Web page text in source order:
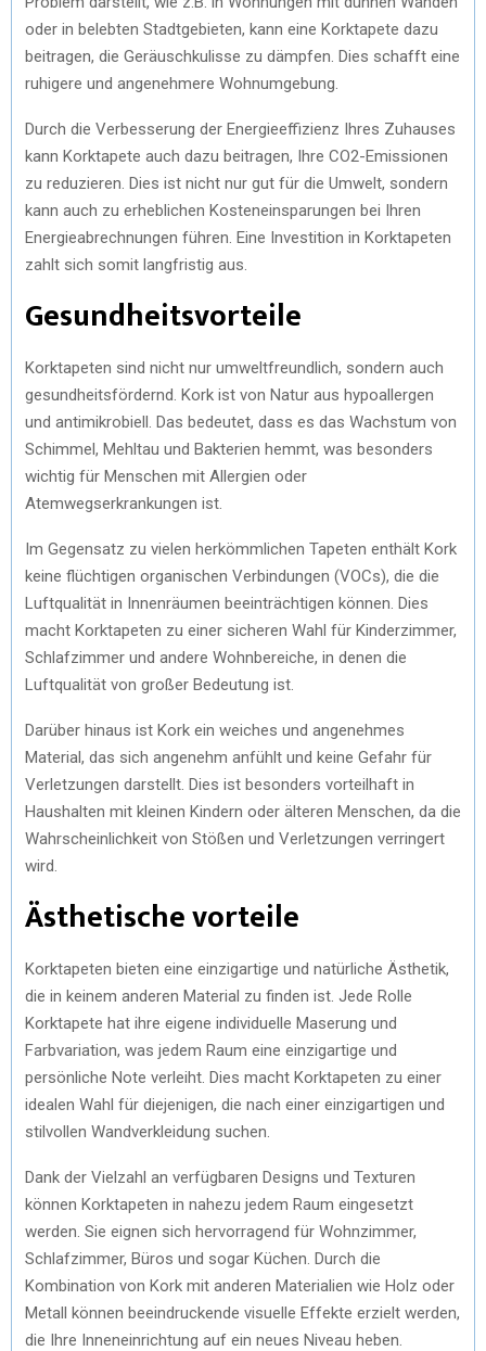
oder in belebten Stadtgebieten, kann eine Korktapete dazu
beitragen, die Geräuschkulisse zu dämpfen. Dies schafft eine
ruhigere und angenehmere Wohnumgebung.
Durch die Verbesserung der Energieeffizienz Ihres Zuhauses
kann Korktapete auch dazu beitragen, Ihre CO2-Emissionen
zu reduzieren. Dies ist nicht nur gut für die Umwelt, sondern
kann auch zu erheblichen Kosteneinsparungen bei Ihren
Energieabrechnungen führen. Eine Investition in Korktapeten
zahlt sich somit langfristig aus.
Gesundheitsvorteile
Korktapeten sind nicht nur umweltfreundlich, sondern auch
gesundheitsfördernd. Kork ist von Natur aus hypoallergen
und antimikrobiell. Das bedeutet, dass es das Wachstum von
Schimmel, Mehltau und Bakterien hemmt, was besonders
wichtig für Menschen mit Allergien oder
Atemwegserkrankungen ist.
Im Gegensatz zu vielen herkömmlichen Tapeten enthält Kork
keine flüchtigen organischen Verbindungen (VOCs), die die
Luftqualität in Innenräumen beeinträchtigen können. Dies
macht Korktapeten zu einer sicheren Wahl für Kinderzimmer,
Schlafzimmer und andere Wohnbereiche, in denen die
Luftqualität von großer Bedeutung ist.
Darüber hinaus ist Kork ein weiches und angenehmes
Material, das sich angenehm anfühlt und keine Gefahr für
Verletzungen darstellt. Dies ist besonders vorteilhaft in
Haushalten mit kleinen Kindern oder älteren Menschen, da die
Wahrscheinlichkeit von Stößen und Verletzungen verringert
wird.
Ästhetische vorteile
Korktapeten bieten eine einzigartige und natürliche Ästhetik,
die in keinem anderen Material zu finden ist. Jede Rolle
Korktapete hat ihre eigene individuelle Maserung und
Farbvariation, was jedem Raum eine einzigartige und
persönliche Note verleiht. Dies macht Korktapeten zu einer
idealen Wahl für diejenigen, die nach einer einzigartigen und
stilvollen Wandverkleidung suchen.
Dank der Vielzahl an verfügbaren Designs und Texturen
können Korktapeten in nahezu jedem Raum eingesetzt
werden. Sie eignen sich hervorragend für Wohnzimmer,
Schlafzimmer, Büros und sogar Küchen. Durch die
Kombination von Kork mit anderen Materialien wie Holz oder
Metall können beeindruckende visuelle Effekte erzielt werden,
die Ihre Inneneinrichtung auf ein neues Niveau heben.